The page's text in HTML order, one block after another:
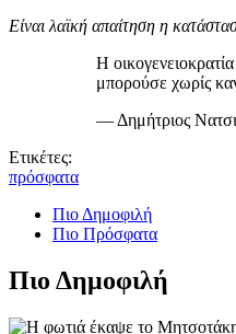
Είναι λαϊκή απαίτηση η
Η
μπορούσε χωρίς
— Δημήτριος
Ετικέτες:
πρόσφατα
Πιο Δημοφιλή
Πιο Πρόσφατα
Πιο Δημοφιλή